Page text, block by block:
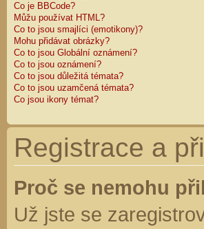
Co je BBCode?
Můžu používat HTML?
Co to jsou smajlíci (emotikony)?
Mohu přidávat obrázky?
Co to jsou Globální oznámení?
Co to jsou oznámení?
Co to jsou důležitá témata?
Co to jsou uzamčená témata?
Co jsou ikony témat?
Registrace a
Proč se nemohu
Už jste se